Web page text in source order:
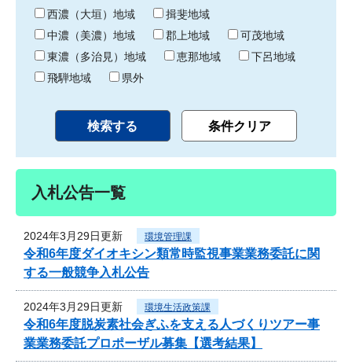
り 西濃（大垣）地域
揖斐地域
中濃（美濃）地域
郡上地域
可茂地域
東濃（多治見）地域
恵那地域
下呂地域
飛騨地域
県外
入札公告一覧
2024年3月29日更新 環境管理課
令和6年度ダイオキシン類常時監視事業業務委託に関
する一般競争入札公告
2024年3月29日更新 環境生活政策課
令和6年度脱炭素社会ぎふを支える人づくりツアー事
業業務委託プロポーザル募集【選考結果】